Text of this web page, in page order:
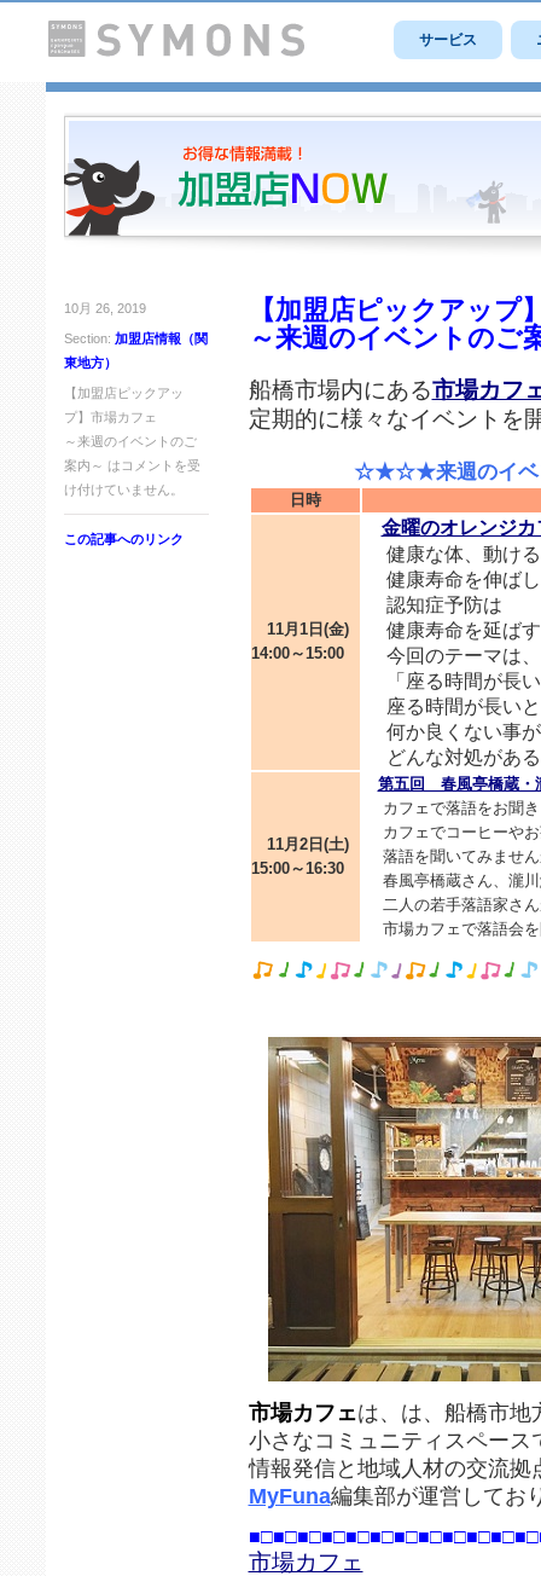
サービス
10月 26, 2019
Section: 加盟店情報（関
東地方）
【加盟店ピックアッ
プ】市場カフェ
～来週のイベントのご
案内～ は コメントを受
け付けていません。
この記事へのリンク
【加盟店ピックアップ
～来週のイベントのご
船橋市場内にある市場カフ
定期的に様々なイベントを
☆★☆★来週のイベン
日時
11月1日(金)
14:00～15:00
金曜のオレンジ
健康な体、動ける
健康寿命を伸ばし
認知症予防は
健康寿命を延ばす
今回のテーマは、
「座る時間が長い
座る時間が長いと
何か良くない事が
どんな対処がある
11月2日(土)
15:00～16:30
第五回 春風亭橋蔵・
カフェで落語をお聞き
カフェでコーヒーやお
落語を聞いてみません
春風亭橋蔵さん、瀧川
二人の若手落語家さん
市場カフェで落語会を
市場カフェは、は、船橋市地
小さなコミュニティスペース
情報発信と地域人材の交流拠
MyFuna編集部が運営してお
市場カフェ